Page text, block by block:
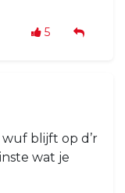
5
blijft op d’r
wat je